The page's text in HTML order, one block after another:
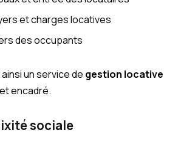
et charges locatives
des occupants
un service de gestion locative
encadré.
sociale